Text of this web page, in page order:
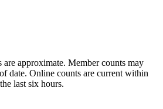
are approximate. Member counts may
date. Online counts are current within
the last six hours.